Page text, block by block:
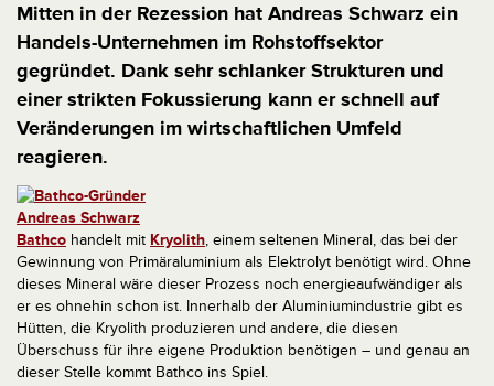
Mitten in der Rezession hat Andreas Schwarz ein
Handels-Unternehmen im Rohstoffsektor
gegründet. Dank sehr schlanker Strukturen und
einer strikten Fokussierung kann er schnell auf
Veränderungen im wirtschaftlichen Umfeld
reagieren.
Bathco handelt mit Kryolith, einem seltenen Mineral, das bei der
Gewinnung von Primäraluminium als Elektrolyt benötigt wird. Ohne
dieses Mineral wäre dieser Prozess noch energieaufwändiger als
er es ohnehin schon ist. Innerhalb der Aluminiumindustrie gibt es
Hütten, die Kryolith produzieren und andere, die diesen
Überschuss für ihre eigene Produktion benötigen – und genau an
dieser Stelle kommt Bathco ins Spiel.